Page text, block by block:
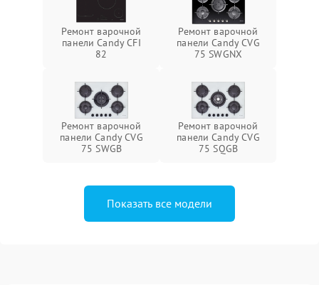
Ремонт варочной
панели Candy CFI
82
Ремонт варочной
панели Candy CVG
75 SWGNX
Ремонт варочной
панели Candy CVG
75 SWGB
Ремонт варочной
панели Candy CVG
75 SQGB
Показать все модели